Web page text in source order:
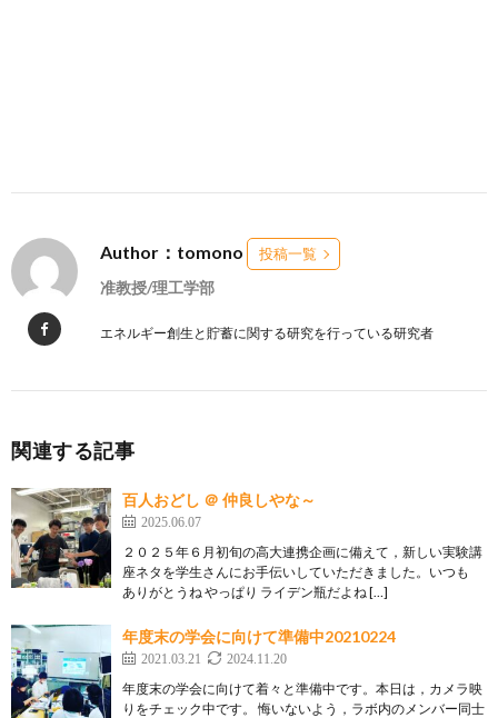
Author：tomono 投稿一覧
准教授/理工学部
エネルギー創生と貯蓄に関する研究を行っている研究者
関連する記事
百人おどし ＠ 仲良しやな～
2025.06.07
２０２５年６月初旬の高大連携企画に備えて，新しい実験講
座ネタを学生さんにお手伝いしていただきました。いつも
ありがとうね やっぱり ライデン瓶だよね […]
年度末の学会に向けて準備中20210224
2021.03.21 2024.11.20
年度末の学会に向けて着々と準備中です。本日は，カメラ映
りをチェック中です。 悔いないよう，ラボ内のメンバー同士